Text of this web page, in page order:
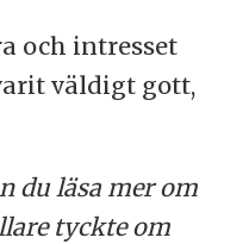
och intresset
väldigt gott,
du läsa mer om
tyckte om